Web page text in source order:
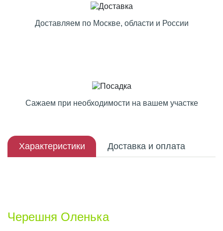
Доставляем по Москве, области и России
Сажаем при необходимости на вашем участке
Характеристики Доставка и оплата
Черешня Оленька